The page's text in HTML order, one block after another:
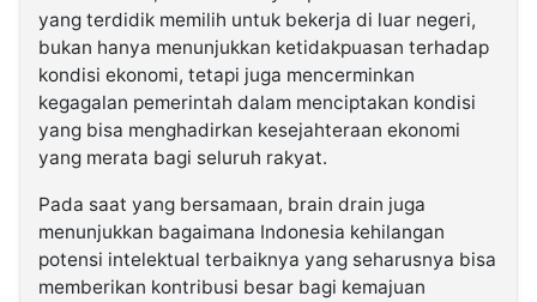
yang terdidik memilih untuk bekerja di luar negeri,
bukan hanya menunjukkan ketidakpuasan terhadap
kondisi ekonomi, tetapi juga mencerminkan
kegagalan pemerintah dalam menciptakan kondisi
yang bisa menghadirkan kesejahteraan ekonomi
yang merata bagi seluruh rakyat.
Pada saat yang bersamaan, brain drain juga
menunjukkan bagaimana Indonesia kehilangan
potensi intelektual terbaiknya yang seharusnya bisa
memberikan kontribusi besar bagi kemajuan